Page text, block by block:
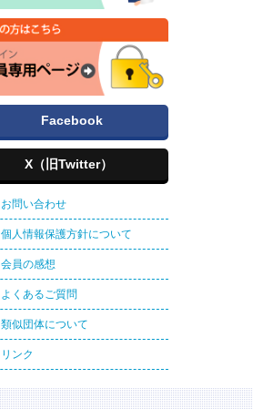
Facebook
X（旧Twitter）
お問い合わせ
個人情報保護方針について
会員の感想
よくあるご質問
類似団体について
リンク